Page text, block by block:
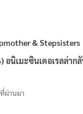
& Stepsisters
อนิเมะซินเดอเรลล่าก
ผ่านมา